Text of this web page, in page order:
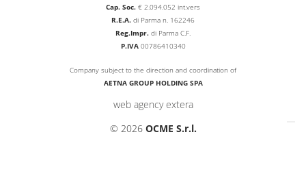
Cap. Soc. € 2.094.052 int.vers
R.E.A. di Parma n. 162246
Reg.Impr. di Parma C.F.
P.IVA00786410340
Company subject to the direction and coordination of
AETNA GROUP HOLDING SPA
web agency extera
© 2026 OCME S.r.l.